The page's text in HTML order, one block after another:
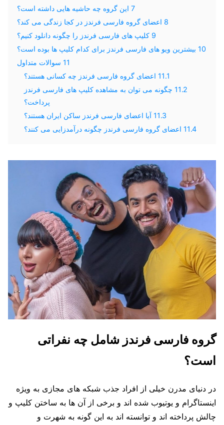
7 این گروه چه حاشیه هایی داشته است؟
8 اعضای گروه فارسی فرندز در کجا زندگی می کند؟
9 کلیپ های فارسی فرندز را چگونه دانلود کنیم؟
10 بیشترین ویو های فارسی فرندز برای کدام کلیپ ها بوده است؟
11 سوالات متداول
11.1 اعضای گروه فارسی فرندز چه کسانی هستند؟
11.2 چگونه می توان به مشاهده کلیپ های فارسی فرندز
پرداخت؟
11.3 آیا اعضای فارسی فرندز ساکن ایران هستند؟
11.4 اعضای گروه فارسی فرندز چگونه درآمدزایی می کنند؟
گروه فارسی فرندز شامل چه نفراتی
است؟
در دنیای مدرن خیلی از افراد جذب شبکه های مجازی به ویژه
اینستاگرام و یوتیوب شده‌ اند و برخی از آن ها به ساختن کلیپ و
چالش پرداخته اند و توانسته اند به این گونه به شهرت و